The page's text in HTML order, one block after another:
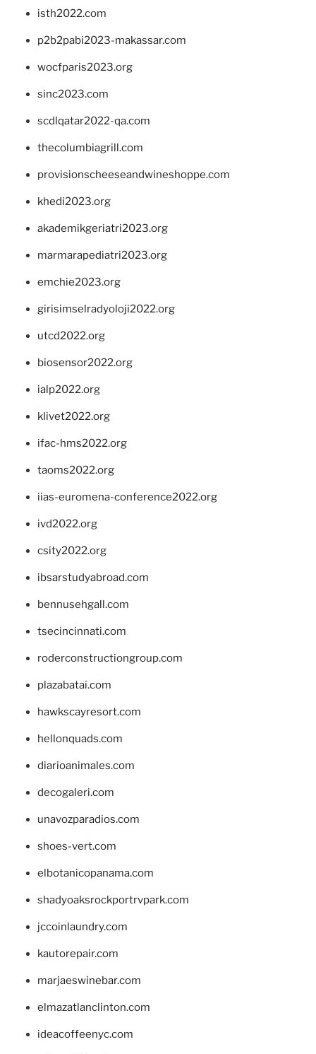
isth2022.com
p2b2pabi2023-makassar.com
wocfparis2023.org
sinc2023.com
scdlqatar2022-qa.com
thecolumbiagrill.com
provisionscheeseandwineshoppe.com
khedi2023.org
akademikgeriatri2023.org
marmarapediatri2023.org
emchie2023.org
girisimselradyoloji2022.org
utcd2022.org
biosensor2022.org
ialp2022.org
klivet2022.org
ifac-hms2022.org
taoms2022.org
iias-euromena-conference2022.org
ivd2022.org
csity2022.org
ibsarstudyabroad.com
bennusehgall.com
tsecincinnati.com
roderconstructiongroup.com
plazabatai.com
hawkscayresort.com
hellonquads.com
diarioanimales.com
decogaleri.com
unavozparadios.com
shoes-vert.com
elbotanicopanama.com
shadyoaksrockportrvpark.com
jccoinlaundry.com
kautorepair.com
marjaeswinebar.com
elmazatlanclinton.com
ideacoffeenyc.com